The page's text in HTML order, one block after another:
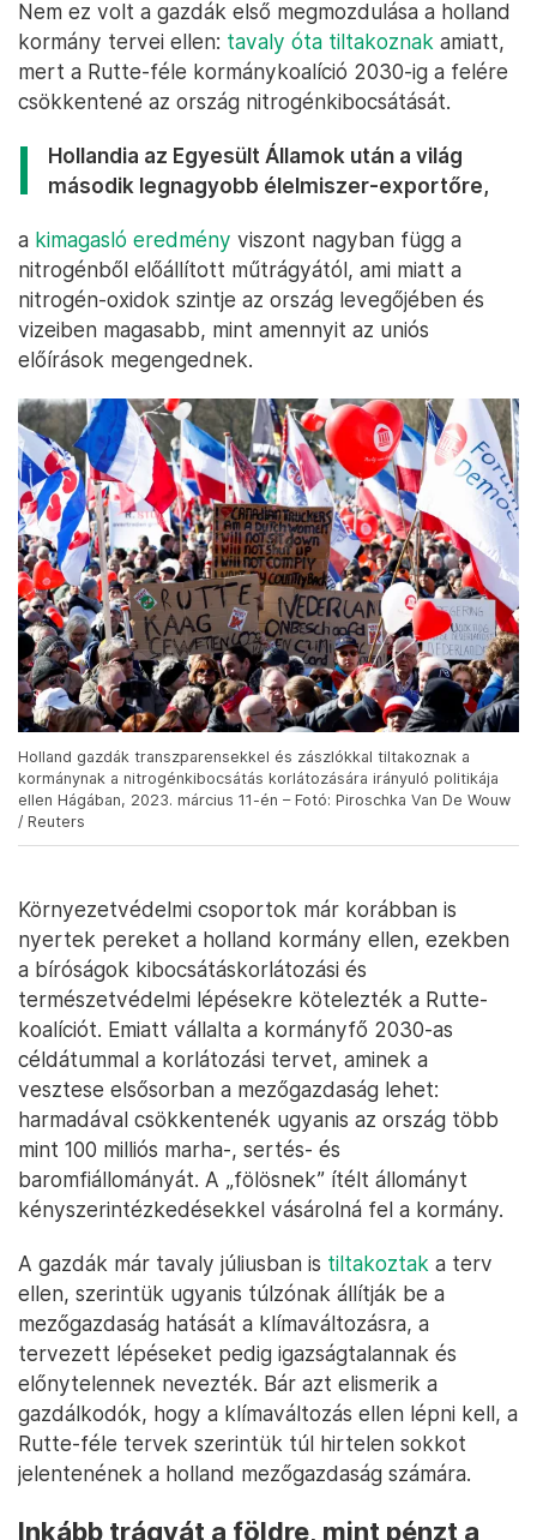
Nem ez volt a gazdák első megmozdulása a holland
kormány tervei ellen: tavaly óta tiltakoznak amiatt,
mert a Rutte-féle kormánykoalíció 2030-ig a felére
csökkentené az ország nitrogénkibocsátását.
Hollandia az Egyesült Államok után a világ
második legnagyobb élelmiszer-exportőre,
a kimagasló eredmény viszont nagyban függ a
nitrogénből előállított műtrágyától, ami miatt a
nitrogén-oxidok szintje az ország levegőjében és
vizeiben magasabb, mint amennyit az uniós
előírások megengednek.
Holland gazdák transzparensekkel és zászlókkal tiltakoznak a
kormánynak a nitrogénkibocsátás korlátozására irányuló politikája
ellen Hágában, 2023. március 11-én – Fotó: Piroschka Van De Wouw
/ Reuters
Környezetvédelmi csoportok már korábban is
nyertek pereket a holland kormány ellen, ezekben
a bíróságok kibocsátáskorlátozási és
természetvédelmi lépésekre kötelezték a Rutte-
koalíciót. Emiatt vállalta a kormányfő 2030-as
céldátummal a korlátozási tervet, aminek a
vesztese elsősorban a mezőgazdaság lehet:
harmadával csökkentenék ugyanis az ország több
mint 100 milliós marha-, sertés- és
baromfiállományát. A „fölösnek” ítélt állományt
kényszerintézkedésekkel vásárolná fel a kormány.
A gazdák már tavaly júliusban is tiltakoztak a terv
ellen, szerintük ugyanis túlzónak állítják be a
mezőgazdaság hatását a klímaváltozásra, a
tervezett lépéseket pedig igazságtalannak és
előnytelennek nevezték. Bár azt elismerik a
gazdálkodók, hogy a klímaváltozás ellen lépni kell, a
Rutte-féle tervek szerintük túl hirtelen sokkot
jelentenének a holland mezőgazdaság számára.
Inkább trágyát a földre, mint pénzt a